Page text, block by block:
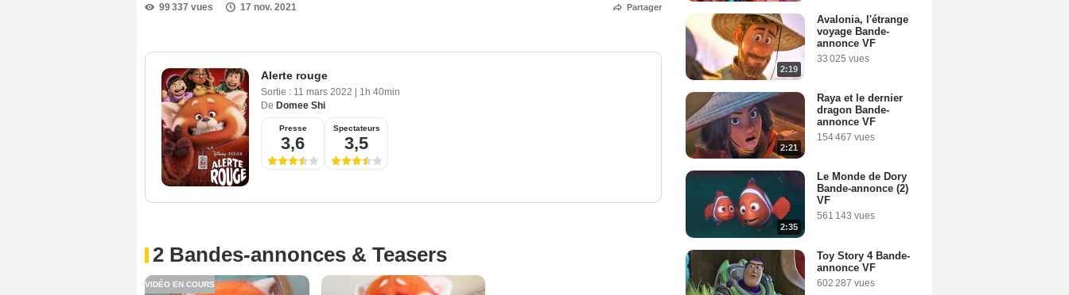
99 337 vues 17 nov. 2021 Partager
Alerte rouge
Sortie : 11 mars 2022
1h 40min
De Domee Shi
Presse
3,6
Spectateurs
3,5
2 Bandes-annonces & Teasers
VIDÉO EN COURS
2:19
Avalonia, l'étrange
voyage Bande-
annonce VF
33 025 vues
2:21
Raya et le dernier
dragon Bande-
annonce VF
154 467 vues
2:35
Le Monde de Dory
Bande-annonce (2)
VF
561 143 vues
Toy Story 4 Bande-
annonce VF
602 287 vues